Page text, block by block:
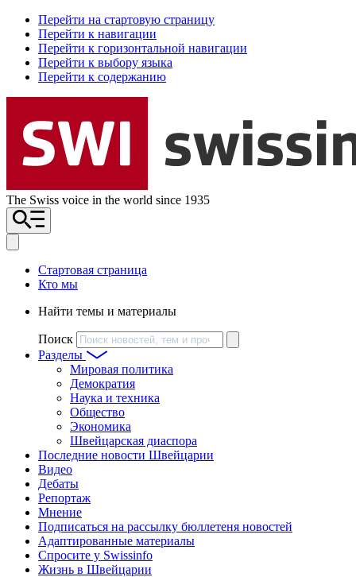
Перейти на стартовую страницу
Перейти к навигации
Перейти к горизонтальной навигации
Перейти к выбору языка
Перейти к содержанию
The Swiss voice in the world since 1935
Стартовая страница
Кто мы
Найти темы и материалы
Поиск
Разделы
Мировая политика
Демократия
Наука и техника
Общество
Экономика
Швейцарская диаспора
Последние новости Швейцарии
Видео
Дебаты
Репортаж
Мнение
Подписаться на рассылку бюллетеня новостей
Адаптированные материалы
Спросите у Swissinfo
Жизнь в Швейцарии